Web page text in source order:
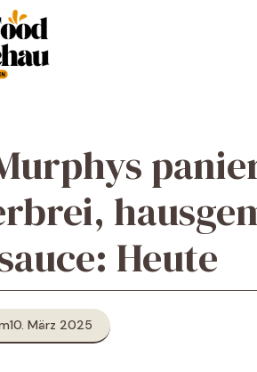
Heute
10. März 2025